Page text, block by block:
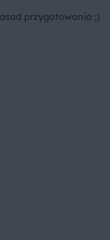
przygotowania ;)